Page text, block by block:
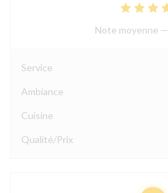
Note moyenne —
Service
Ambiance
Cuisine
Qualité/Prix